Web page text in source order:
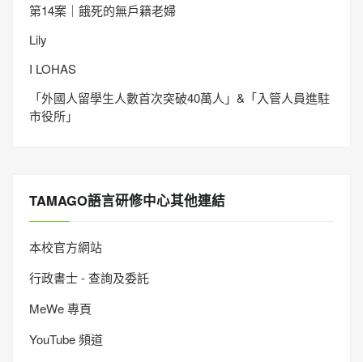
第14案｜餓死的無戶籍老婦
Lily
I LOHAS
「外國人留學生人數首次突破40萬人」&「入管人員進駐
市役所」
TAMAGO語言研修中心其他連結
本校官方網站
行政書士 - 查詢及委託
MeWe 專頁
YouTube 頻道